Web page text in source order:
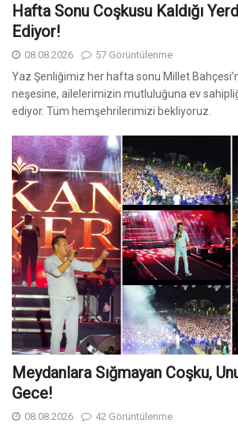
Hafta Sonu Coşkusu Kaldığı
Ediyor!
08.08.2026 57 Görüntülenme
Yaz Şenliğimiz her hafta sonu Millet
neşesine, ailelerimizin mutluluğuna ev
ediyor. Tüm hemşehrilerimizi bekliyoruz.
Meydanlara Sığmayan Coşku,
Gece!
08.08.2026 42 Görüntülenme